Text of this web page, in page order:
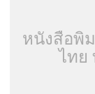
หนังสือพิ
ไทย